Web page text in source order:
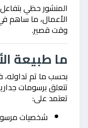
المنشور حظي
الأعمال، ما ساهم
وقت قصير.
ما طبيعة
بحسب ما تم تداوله،
تتعلق برسومات
تعتمد على:
شخصيات